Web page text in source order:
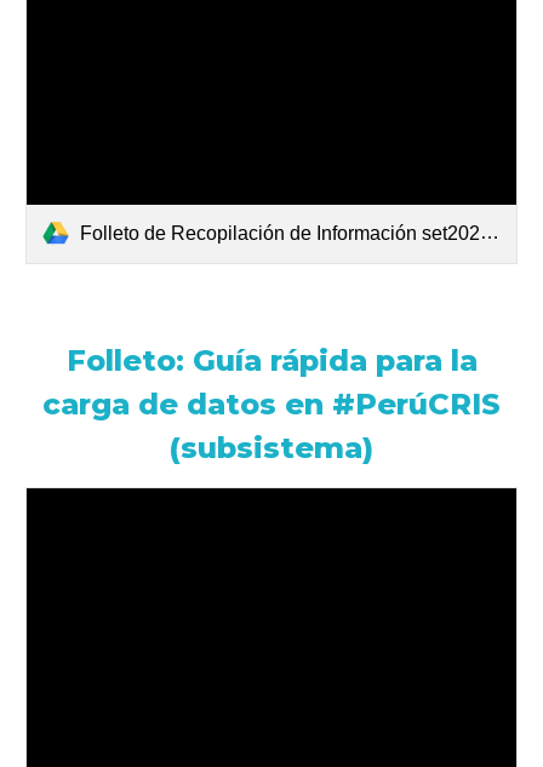
Folleto de Recopilación de Información set2024.pdf
Folleto: Guía rápida para la
carga de datos en #PerúCRIS
(subsistema)